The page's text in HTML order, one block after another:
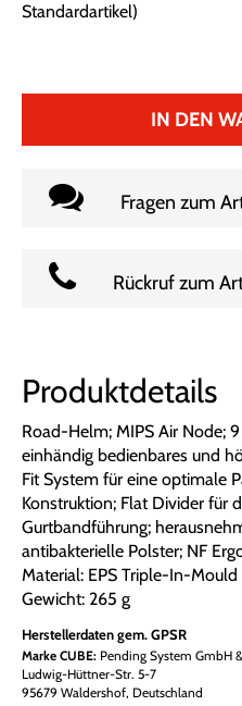
Standardartikel)
IN DEN
Fragen zum
Rückruf zum
Produktdetails
Road-Helm; MIPS Air Node;
einhändig bedienbares und
Fit System für eine optimale
Konstruktion; Flat Divider für
Gurtbandführung;
antibakterielle Polster; NF
Material: EPS Triple-In-Mould
Gewicht: 265 g
Herstellerdaten gem. GPSR
Marke CUBE: Pending System GmbH
Ludwig-Hüttner-Str. 5-7
95679 Waldershof, Deutschland